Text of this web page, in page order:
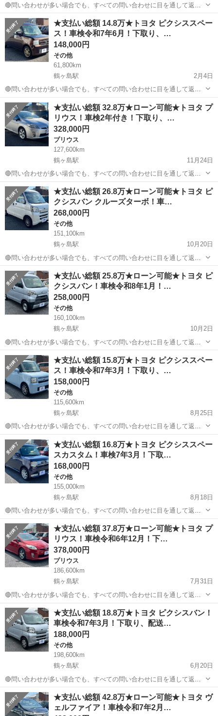
🔴問い合わせが多い場合でも、すべての問い合わせに目を通して返信
しておりますので、気にせずお気軽にお問い合わせください😊 ◆出品
番号◆ T5AB0938 ◆支払い総額◆ 37.8万円 ローン可能！ 提携ローン
会社による審...
埼玉 川越市 鶴ヶ島駅 ヴェルファイア 車両
★支払い総額 14.8万★トヨタ ピクシススペー
ス！車検令和7年6月！下取り、…
148,000円
その他
61,800km
鶴ヶ島駅
2月4日
🔴問い合わせが多い場合でも、すべての問い合わせに目を通して返信
しておりますので、気にせずお気軽にお問い合わせください😊 ◆出品
番号◆ S5AB3104 ◆支払い総額◆ 14.8万円 上記の金額は、消費税、
リサイクル券...
埼玉 川越市 鶴ヶ島駅 その他
★支払い総額 32.8万★ローン可能★トヨタ プ
リウス！車検2年付き！下取り、…
328,000円
プリウス
127,600km
鶴ヶ島駅
11月24日
🔴問い合わせが多い場合でも、すべての問い合わせに目を通して返信
しておりますので、気にせずお気軽にお問い合わせください😊 ◆出品
番号◆ K4K1942 ◆支払い総額◆ 32.8万円 ローン可能！ 提携ローン会
社による審査...
埼玉 川越市 鶴ヶ島駅 プリウス
★支払い総額 26.8万★ローン可能★トヨタ ピ
クシスバン クルーズターボ！車…
268,000円
その他
151,100km
鶴ヶ島駅
10月20日
🔴問い合わせが多い場合でも、すべての問い合わせに目を通して返信
しておりますので、気にせずお気軽にお問い合わせください😊 ◆出品
番号◆ S4J1143 ◆支払い総額◆ 26.8万円 ローン可能！ 提携ローン会
社による審査...
埼玉 川越市 鶴ヶ島駅 その他
★支払い総額 25.8万★ローン可能★トヨタ ピ
クシスバン！車検令和8年1月！…
258,000円
その他
160,100km
鶴ヶ島駅
10月2日
🔴問い合わせが多い場合でも、すべての問い合わせに目を通して返信
しておりますので、気にせずお気軽にお問い合わせください😊 ◆出品
番号◆ S4I2041 ◆支払い総額◆ 25.8万円 ローン可能！ 提携ローン会
社による審査...
埼玉 川越市 鶴ヶ島駅 その他 車両
★支払い総額 15.8万★トヨタ ピクシススペー
ス！車検令和7年3月！下取り、…
158,000円
その他
115,600km
鶴ヶ島駅
8月25日
🔴問い合わせが多い場合でも、すべての問い合わせに目を通して返信
しておりますので、気にせずお気軽にお問い合わせください😊 ◆出品
番号◆ M4FH1233 ◆支払い総額◆ 15.8万円 上記の金額は、消費税、
リサイクル券...
埼玉 川越市 鶴ヶ島駅 その他 車両
★支払い総額 16.8万★トヨタ ピクシススペー
スカスタム！車検7年3月！下取…
168,000円
その他
155,000km
鶴ヶ島駅
8月18日
🔴問い合わせが多い場合でも、すべての問い合わせに目を通して返信
しておりますので、気にせずお気軽にお問い合わせください😊 ◆出品
番号◆ M4H0720 ◆支払い総額◆ 16.8万円 上記の金額は、消費税、リ
サイクル券等...
埼玉 川越市 鶴ヶ島駅 その他
★支払い総額 37.8万★ローン可能★トヨタ プ
リウス！車検令和6年12月！下…
378,000円
プリウス
186,600km
鶴ヶ島駅
7月31日
🔴問い合わせが多い場合でも、すべての問い合わせに目を通して返信
しておりますので、気にせずお気軽にお問い合わせください😊 ◆出品
番号◆ M4G1020 ◆支払い総額◆ 37.8万円 ローン可能！ 提携ローン
会社による審査...
埼玉 川越市 鶴ヶ島駅 プリウス
★支払い総額 18.8万★トヨタ ピクシスバン！
車検令和7年3月！下取り、配送…
188,000円
その他
198,600km
鶴ヶ島駅
6月20日
🔴問い合わせが多い場合でも、すべての問い合わせに目を通して返信
しておりますので、気にせずお気軽にお問い合わせください😊 ◆出品
番号◆ S4F1431 ◆支払い総額◆ 18.8万円 上記の金額は、消費税、リ
サイクル券等...
埼玉 川越市 鶴ヶ島駅 その他
★支払い総額 42.8万★ローン可能★トヨタ ヴ
ェルファイア！車検令和7年2月…